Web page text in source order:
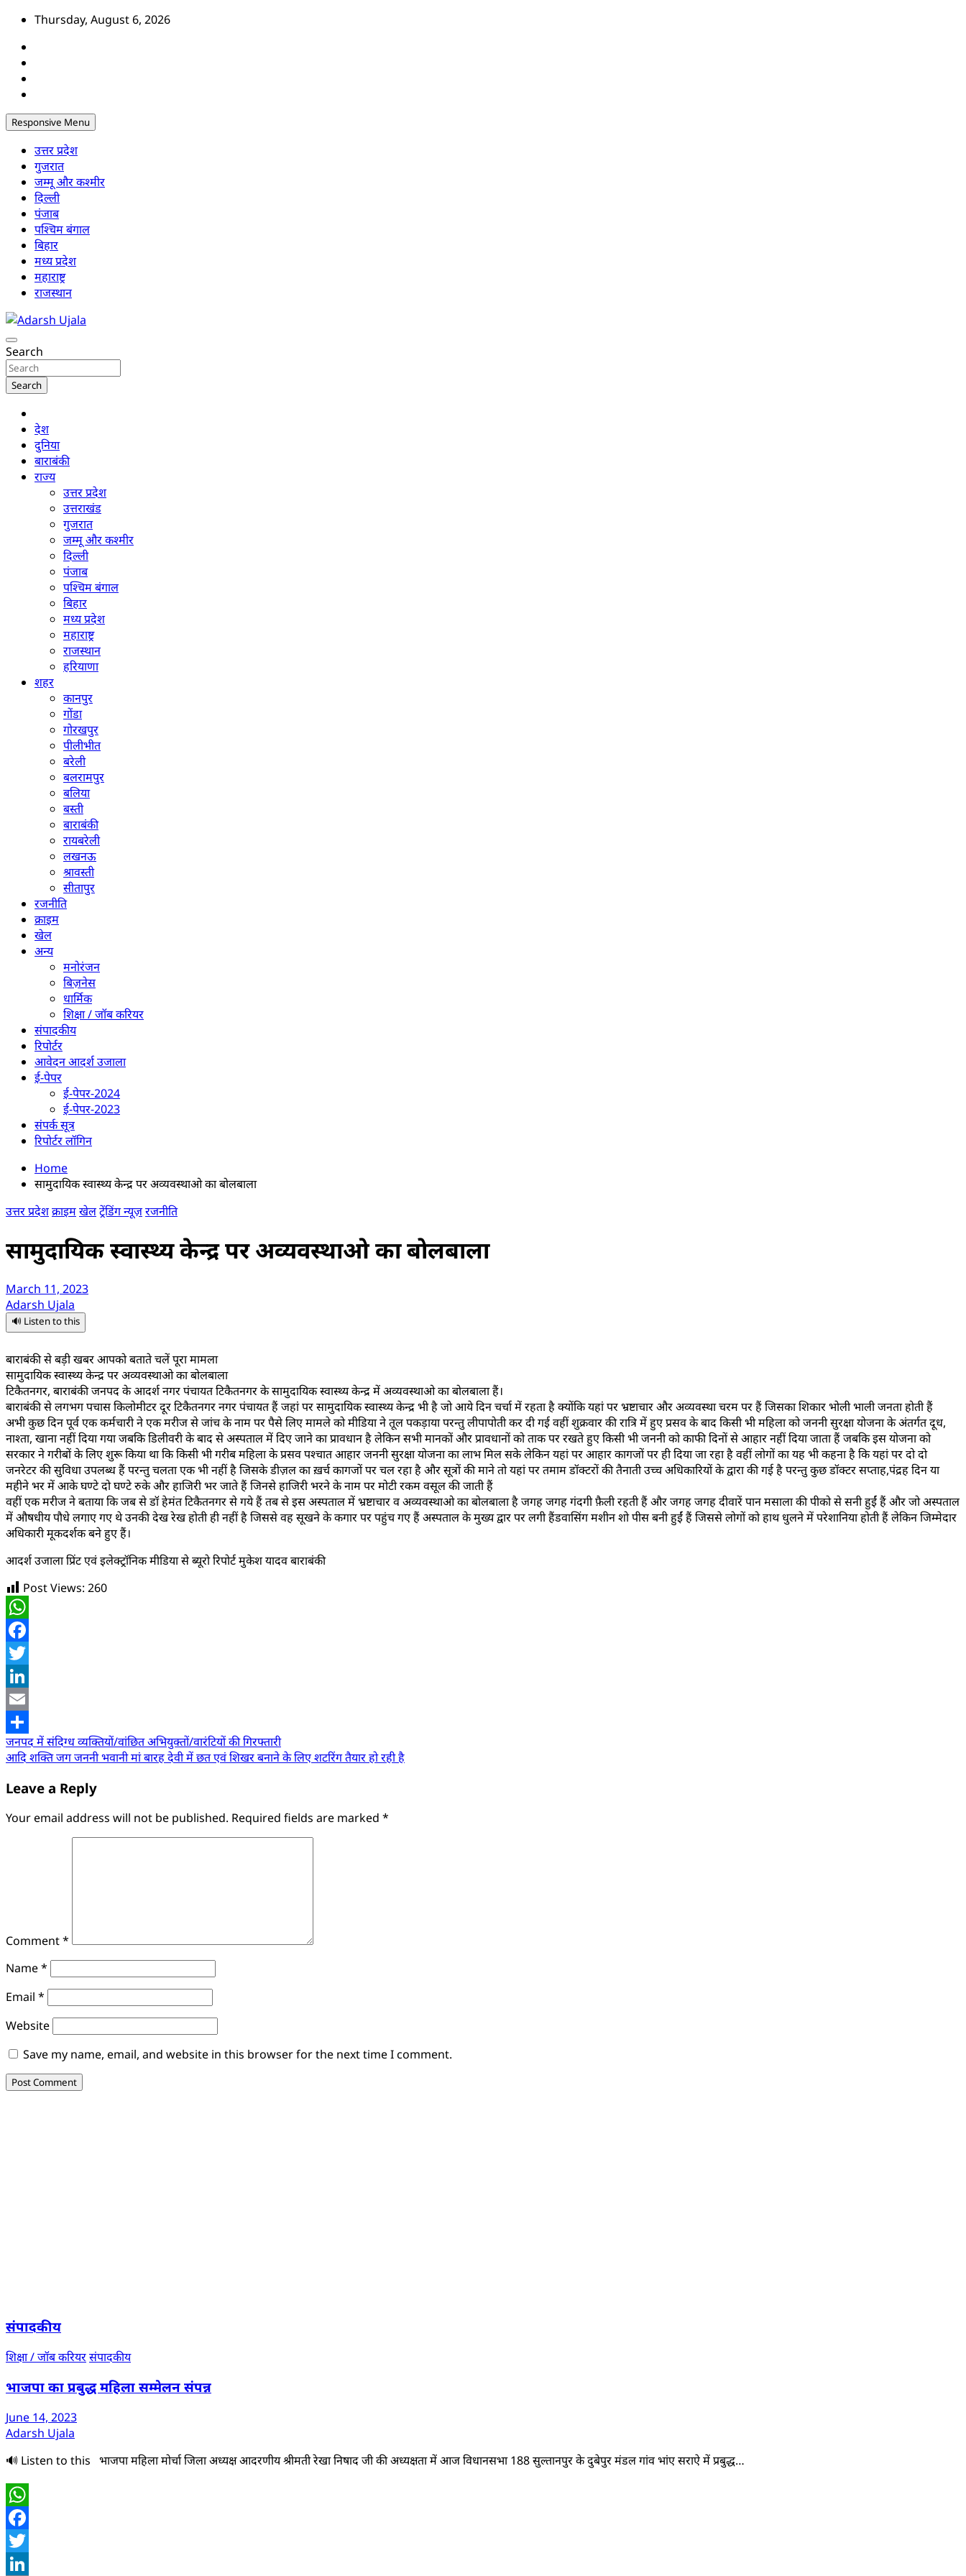
Skip
content
Thursday, August 6, 2026
Responsive Menu
उत्तर प्रदेश
गुजरात
जम्मू और कश्मीर
दिल्ली
पंजाब
पश्चिम बंगाल
बिहार
मध्य प्रदेश
महाराष्ट्र
राजस्थान
Adarsh Ujala
www.adarshujala.com
Search
Search
देश
दुनिया
बाराबंकी
राज्य
उत्तर प्रदेश
उत्तराखंड
गुजरात
जम्मू और कश्मीर
दिल्ली
पंजाब
पश्चिम बंगाल
बिहार
मध्य प्रदेश
महाराष्ट्र
राजस्थान
हरियाणा
शहर
कानपुर
गोंडा
गोरखपुर
पीलीभीत
बरेली
बलरामपुर
बलिया
बस्ती
बाराबंकी
रायबरेली
लखनऊ
श्रावस्ती
सीतापुर
रजनीति
क्राइम
खेल
अन्य
मनोरंजन
बिज़नेस
धार्मिक
शिक्षा / जॉब करियर
संपादकीय
रिपोर्टर
आवेदन आदर्श उजाला
ई-पेपर
ई-पेपर-2024
ई-पेपर-2023
संपर्क सूत्र
रिपोर्टर लॉगिन
Home
सामुदायिक स्वास्थ्य केन्द्र पर अव्यवस्थाओ का बोलबाला
उत्तर प्रदेशक्राइमखेलट्रेंडिंग न्यूज़रजनीति
सामुदायिक स्वास्थ्य केन्द्र पर अव्यवस्थाओ का बोलबाला
March 11, 2023
Adarsh Ujala
🔊 Listen to this
बाराबंकी से बड़ी खबर आपको बताते चलें पूरा मामला
सामुदायिक स्वास्थ्य केन्द्र पर अव्यवस्थाओ का बोलबाला
टिकैतनगर, बाराबंकी जनपद के आदर्श नगर पंचायत टिकैतनगर के सामुदायिक स्वास्थ्य केन्द्र में अव्यवस्थाओ का बोलबाला हैं।
बाराबंकी से लगभग पचास किलोमीटर दूर टिकैतनगर नगर पंचायत हैं जहां पर सामुदायिक स्वास्थ्य केन्द्र भी है जो आये दिन चर्चा में रहता है क्योंकि यहां पर भ्रष्टाचार और अव्यवस्था चरम पर हैं जिसका शिकार भोली भाली जनता होती हैं
अभी कुछ दिन पूर्व एक कर्मचारी ने एक मरीज से जांच के नाम पर पैसे लिए मामले को मीडिया ने तूल पकड़ाया परन्तु लीपापोती कर दी गई वहीं शुक्रवार की रात्रि में हुए प्रसव के बाद किसी भी महिला को जननी सुरक्षा योजना के अंतर्गत दूध,
नाश्ता, खाना नहीं दिया गया जबकि डिलीवरी के बाद से अस्पताल में दिए जाने का प्रावधान है लेकिन सभी मानकों और प्रावधानों को ताक पर रखते हुए किसी भी जननी को काफी दिनों से आहार नहीं दिया जाता हैं जबकि इस योजना को
सरकार ने गरीबों के लिए शुरू किया था कि किसी भी गरीब महिला के प्रसव पश्चात आहार जननी सुरक्षा योजना का लाभ मिल सके लेकिन यहां पर आहार कागजों पर ही दिया जा रहा है वहीं लोगों का यह भी कहना है कि यहां पर दो दो
जनरेटर की सुविधा उपलब्ध हैं परन्तु चलता एक भी नहीं है जिसके डीज़ल का ख़र्च कागजों पर चल रहा है और सूत्रों की माने तो यहां पर तमाम डॉक्टरों की तैनाती उच्च अधिकारियों के द्वारा की गई है परन्तु कुछ डॉक्टर सप्ताह,पंद्रह दिन या
महीने भर में आके घण्टे दो घण्टे रुके और हाजिरी भर जाते हैं जिनसे हाजिरी भरने के नाम पर मोटी रकम वसूल की जाती हैं
वहीं एक मरीज ने बताया कि जब से डॉ हेमंत टिकैतनगर से गये हैं तब से इस अस्पताल में भ्रष्टाचार व अव्यवस्थाओ का बोलबाला है जगह जगह गंदगी फ़ैली रहती हैं और जगह जगह दीवारें पान मसाला की पीको से सनी हुईं हैं और जो अस्पताल
में औषधीय पौधे लगाए गए थे उनकी देख रेख होती ही नहीं है जिससे वह सूखने के कगार पर पहुंच गए हैं अस्पताल के मुख्य द्वार पर लगी हैंडवासिंग मशीन शो पीस बनी हुईं हैं जिससे लोगों को हाथ धुलने में परेशानिया होती हैं लेकिन जिम्मेदार
अधिकारी मूकदर्शक बने हुए हैं।
आदर्श उजाला प्रिंट एवं इलेक्ट्रॉनिक मीडिया से ब्यूरो रिपोर्ट मुकेश यादव बाराबंकी
Post Views: 260
WhatsApp
Facebook
Twitter
LinkedIn
Email
Share
Post
navigation
जनपद में संदिग्ध व्यक्तियों/वांछित अभियुक्तों/वारंटियों की गिरफ्तारी
आदि शक्ति जग जननी भवानी मां बारह देवी में छत एवं शिखर बनाने के लिए शटरिंग तैयार हो रही है
Leave a Reply
Your email address will not be published. Required fields are marked *
Comment*
Name*
Email *
Website
Save my name, email, and website in this browser for the next time I comment.
संपादकीय
शिक्षा / जॉब करियरसंपादकीय
भाजपा का प्रबुद्ध महिला सम्मेलन संपन्न
June 14, 2023
Adarsh Ujala
🔊 Listen to this भाजपा महिला मोर्चा जिला अध्यक्ष आदरणीय श्रीमती रेखा निषाद जी की अध्यक्षता में आज विधानसभा 188 सुल्तानपुर के दुबेपुर मंडल गांव भांए सराऐ में प्रबुद्ध…
WhatsApp
Facebook
Twitter